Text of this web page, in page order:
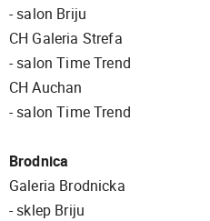
- salon Briju
CH Galeria Strefa
- salon Time Trend
CH Auchan
- salon Time Trend
Brodnica
Galeria Brodnicka
- sklep Briju